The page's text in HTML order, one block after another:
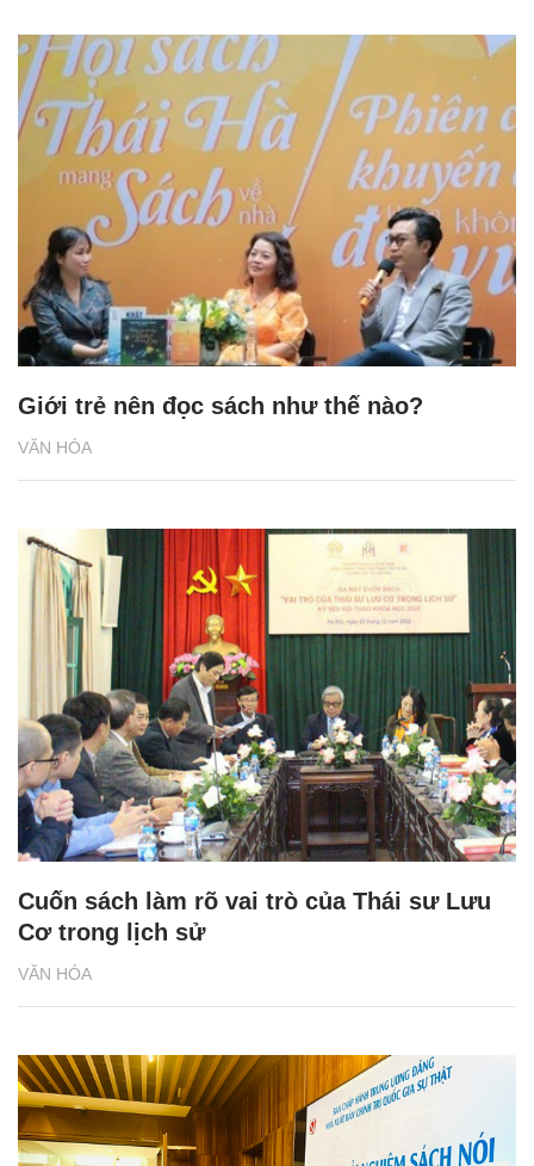
VĂN HÓA
Giới trẻ nên đọc sách như thế nào?
VĂN HÓA
Cuốn sách làm rõ vai trò của Thái sư Lưu
Cơ trong lịch sử